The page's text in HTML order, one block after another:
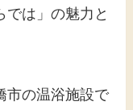
では」の魅力と
市の温浴施設で